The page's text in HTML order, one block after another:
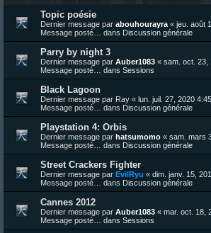
Topic poésie
Dernier message par abouhourayra « jeu. août
Message posté… dans Discussion générale
Parry by night 3
Dernier message par Auber1083 « sam. oct. 23,
Message posté… dans Sessions
Black Lagoon
Dernier message par Ray « lun. juil. 27, 2020
Message posté… dans Discussion générale
Playstation 4: Orbis
Dernier message par hatsumomo « sam. mars
Message posté… dans Discussion générale
Street Crackers Fighter
Dernier message par EvilRyu « dim. janv. 15,
Message posté… dans Discussion générale
Cannes 2012
Dernier message par Auber1083 « mar. oct. 18,
Message posté… dans Sessions